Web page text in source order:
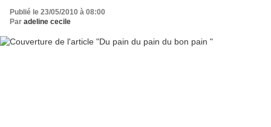
Publié le 23/05/2010 à 08:00
Par adeline cecile